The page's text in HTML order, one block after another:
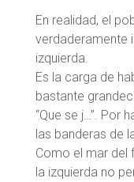
En realidad, el
verdaderamente
izquierda.
Es la carga de
bastante
“Que se j…”. Por
las banderas de
Como el mar del
la izquierda no